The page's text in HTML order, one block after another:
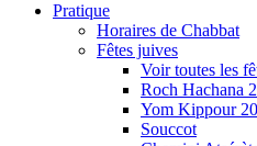
Pratique
Horaires de Chabbat
Fêtes juives
Voir toutes les
Roch Hachana
Yom Kippour
Souccot